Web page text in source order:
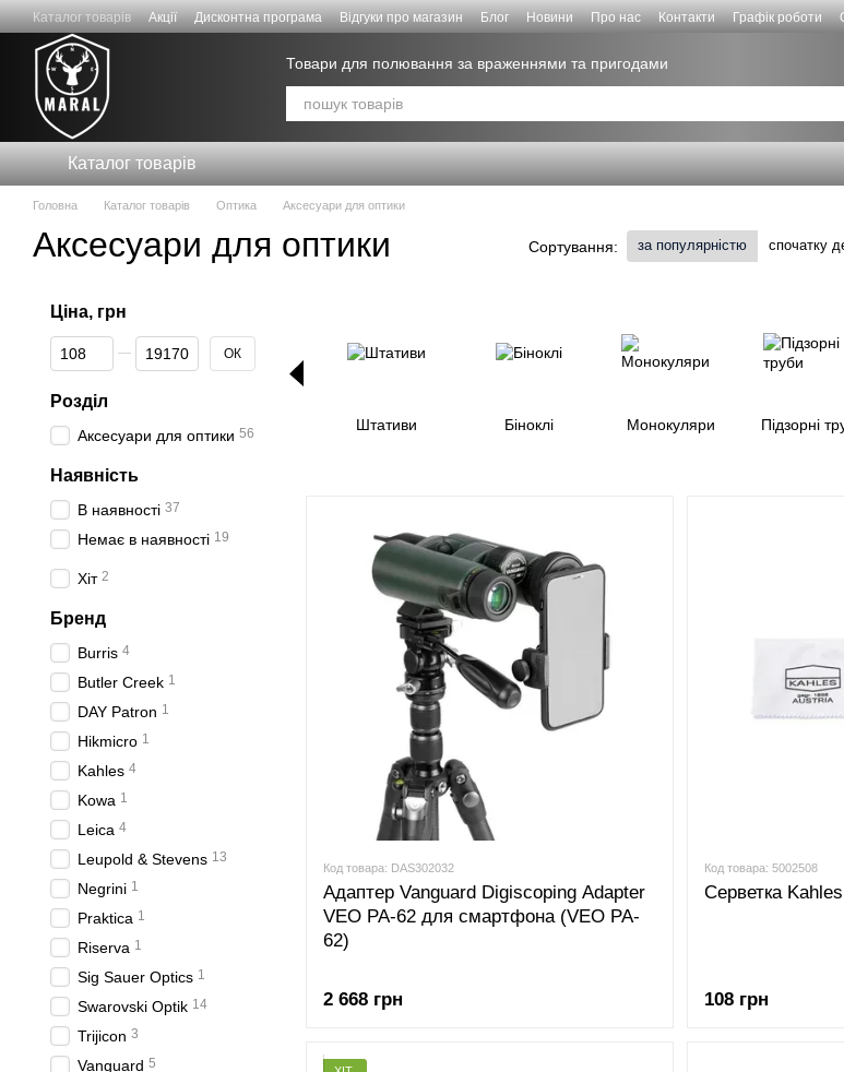
Перейти до основного контенту
Каталог товарів Акції Дисконтна програма Відгуки про магазин Блог Новини Про нас Контакти Графік роботи
Договір публічної оферти
Товари для полювання за враженнями та пригодами
Каталог товарів
Головна Каталог товарів Оптика Аксесуари для оптики
Аксесуари для оптики Сортування: за популярністю спочатку
Штативи Біноклі Монокуляри Підзорні
Код товара: DAS302032
Адаптер Vanguard Digiscoping Adapter
VEO PA-62 для смартфона (VEO PA-
62)
2 668 грн
Код товара: 5002508
Серветка
108 грн
Ціна, грн
Від Ціна, грн
До Ціна, грн ОК
Розділ
Аксесуари для оптики 56
Наявність
В наявності 37
Немає в наявності 19
Хіт 2
Бренд
Burris 4
Butler Creek 1
DAY Patron 1
Hikmicro 1
Kahles 4
Kowa 1
Leica 4
Leupold & Stevens 13
Negrini 1
Praktica 1
Riserva 1
Sig Sauer Optics 1
Swarovski Optik 14
Trijicon 3
Vanguard 5